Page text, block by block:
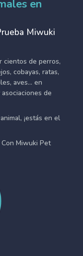
en
Miwuki
cientos de perros,
cobayas, ratas,
aves... en
de
¡estás en el
Con Miwuki Pet